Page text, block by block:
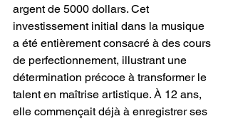
argent de 5000 dollars. Cet
investissement initial dans la musique
a été entièrement consacré à des cours
de perfectionnement, illustrant une
détermination précoce à transformer le
talent en maîtrise artistique. À 12 ans,
elle commençait déjà à enregistrer ses